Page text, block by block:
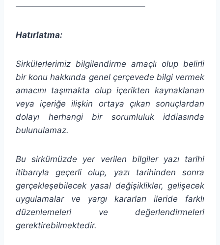
———————————————–
Hatırlatma:
Sirkülerlerimiz bilgilendirme amaçlı olup belirli
bir konu hakkında genel çerçevede bilgi vermek
amacını taşımakta olup içerikten kaynaklanan
veya içeriğe ilişkin ortaya çıkan sonuçlardan
dolayı herhangi bir sorumluluk iddiasında
bulunulamaz.
Bu sirkümüzde yer verilen bilgiler yazı tarihi
itibarıyla geçerli olup, yazı tarihinden sonra
gerçekleşebilecek yasal değişiklikler, gelişecek
uygulamalar ve yargı kararları ileride farklı
düzenlemeleri ve değerlendirmeleri
gerektirebilmektedir.